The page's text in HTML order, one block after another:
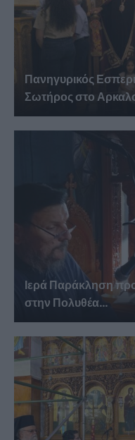
Πανηγυρικός
Σωτήρος στο
Ιερά Παράκληση
στην Πολυθέα...